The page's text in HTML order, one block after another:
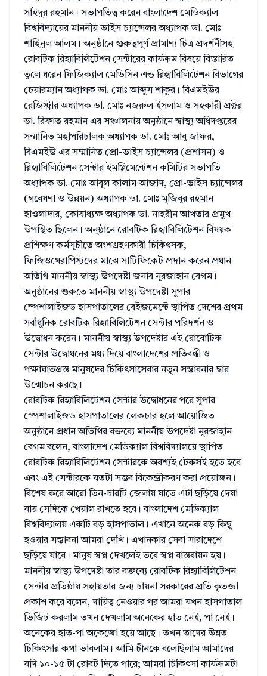
সাইদুর রহমান। সভাপতিত্ব করেন বাংলাদেশ মেডিক্যাল
বিশ্ববিদ্যায়ের মাননীয় ভাইস চ্যান্সেলর অধ্যাপক ডা. মোঃ
শাহিনুল আলম। অনুষ্ঠানে গুরুত্বপূর্ণ প্রামাণ্য চিত্র প্রদর্শনীসহ
রোবটিক রিহ্যাবিলিটেশন সেন্টারের কার্যক্রম বিষয়ে বিস্তারিত
তুলে ধরেন ফিজিক্যাল মেডিসিন এন্ড রিহ্যাবিলিটেশন বিভাগের
চেয়ারম্যান অধ্যাপক ডা. মোঃ আব্দুস শাকুর। বিএমইউর
রেজিস্ট্রার অধ্যাপক ডা. মোঃ নজরুল ইসলাম ও সহকারী প্রক্টর
ডা. রিফাত রহমান এর সঞ্চালনায় অনুষ্ঠানে স্বাস্থ্য অধিদপ্তরের
সম্মানিত মহাপরিচালক অধ্যাপক ডা. মোঃ আবু জাফর,
বিএমইউ এর সম্মানিত প্রো-ভাইস চ্যান্সেলর (প্রশাসন) ও
রিহ্যাবিলিটেশন সেন্টার ইমপ্লিমেন্টেশন কমিটির সভাপতি
অধ্যাপক ডা. মোঃ আবুল কালাম আজাদ, প্রো-ভাইস চ্যান্সেলর
(গবেষণা ও উন্নয়ন) অধ্যাপক ডা. মোঃ মুজিবুর রহমান
হাওলাদার, কোষাধ্যক্ষ অধ্যাপক ডা. নাহরীন আখতার প্রমুখ
উপস্থিত ছিলেন। অনুষ্ঠানে রোবটিক রিহ্যাবিলিটেশন বিষয়ক
প্রশিক্ষণ কর্মসূচীতে অংশগ্রহণকারী চিকিৎসক,
ফিজিওথেরাপিস্টদের মাঝে সার্টিফিকেট প্রদান করেন প্রধান
অতিথি মাননীয় স্বাস্থ্য উপদেষ্টা জনাব নূরজাহান বেগম।
অনুষ্ঠানের শুরুতে মাননীয় স্বাস্থ্য উপদেষ্টা সুপার
স্পেশালাইজড হাসপাতালের বেইজমেন্টে স্থাপিত দেশের প্রথম
সর্বাধুনিক রোবটিক রিহ্যাবিলিটেশন সেন্টার পরিদর্শন ও
উদ্বোধন করেন। মাননীয় স্বাস্থ্য উপদেষ্টার এই রোবোটিক
সেন্টার উদ্বোধনের মধ্য দিয়ে বাংলাদেশের প্রতিবন্ধী ও
পক্ষাঘাতগ্রস্ত মানুষদের চিকিৎসাসেবার নতুন সম্ভাবনার দ্বার
উন্মোচন করছে।
রোবটিক রিহ্যাবিলিটেশন সেন্টার উদ্বোধনের পরে সুপার
স্পেশালাইজড হাসপাতালের লেকচার হলে আয়োজিত
অনুষ্ঠানে প্রধান অতিথির বক্তব্যে মাননীয় উপদেষ্টা নূরজাহান
বেগম বলেন, বাংলাদেশ মেডিক্যাল বিশ্ববিদ্যালয়ে স্থাপিত
রোবটিক রিহ্যাবিলিটেশন সেন্টারকে অবশ্যই টেকসই হতে হবে
এবং এই সেন্টারকে যতটা সম্ভব বিকেন্দ্রীকরণ করা প্রয়োজন।
বিশেষ করে আরো তিন-চারটি জেলায় যাতে এটা ছড়িয়ে দেয়া
যায় সেদিকে খেয়াল রাখতে হবে। বাংলাদেশ মেডিক্যাল
বিশ্ববিদ্যালয় একটি বড় হাসপাতাল। এখানে অনেক বড় কিছু
হওয়ার সম্ভাবনা আমরা দেখি। এখানকার সেবা সারাদেশে
ছড়িয়ে যাবে। মানুষ স্বপ্ন দেখলেই তবে স্বপ্ন বাস্তবায়ন হয়।
মাননীয় স্বাস্থ্য উপদেষ্টা তার বক্তব্যে রোবটিক রিহ্যাবিলিটেশন
সেন্টার প্রতিষ্ঠায় সহায়তার জন্য চায়না সরকারের প্রতি কৃতজ্ঞা
প্রকাশ করে বলেন, দায়িত্ব নেওয়ার পর আমরা যখন হাসপাতাল
ভিজিট করলাম তখন দেখলাম অনেকের হাত নেই, পা নেই।
অনেকের হাত-পা অকেজো হয়ে আছে। তখন তাদের উন্নত
চিকিৎসার কথা ভাবলাম। আমি চীনকে বলেছিলাম আমাদের
যদি ১০-১৫ টা রোবট দিতে পারে; আমরা চিকিৎসা কার্যক্রমটা